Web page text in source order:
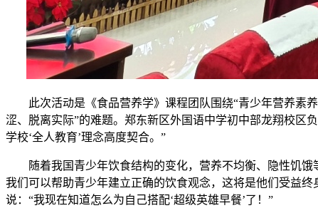
此次活动是《食品营养学》课程团队围绕“青少年营养素
涩、脱离实际”的难题。郑东新区外国语中学初中部龙翔校区
学校‘全人教育’理念高度契合。”
随着我国青少年饮食结构的变化，营养不均衡、隐性饥
我们可以帮助青少年建立正确的饮食观念，这将是他们受益
说：“我现在知道怎么为自己搭配‘超级英雄早餐’了！”